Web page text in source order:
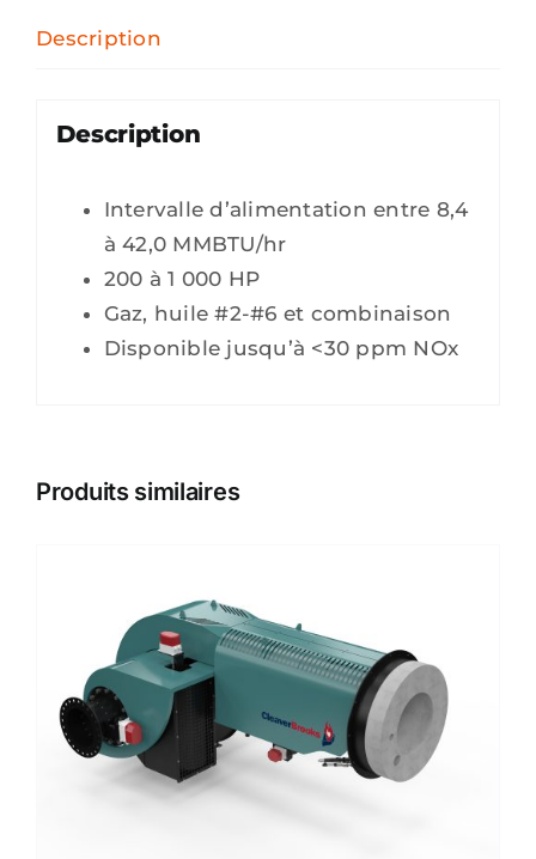
Description
Description
Intervalle d’alimentation entre 8,4
à 42,0 MMBTU/hr
200 à 1 000 HP
Gaz, huile #2-#6 et combinaison
Disponible jusqu’à <30 ppm NOx
Produits similaires